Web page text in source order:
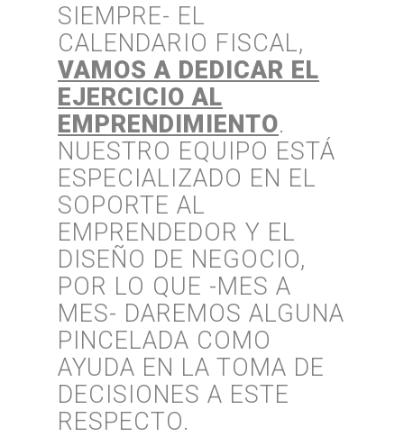
SIEMPRE- EL
CALENDARIO FISCAL,
VAMOS A DEDICAR EL
EJERCICIO AL
EMPRENDIMIENTO.
NUESTRO EQUIPO ESTÁ
ESPECIALIZADO EN EL
SOPORTE AL
EMPRENDEDOR Y EL
DISEÑO DE NEGOCIO,
POR LO QUE -MES A
MES- DAREMOS ALGUNA
PINCELADA COMO
AYUDA EN LA TOMA DE
DECISIONES A ESTE
RESPECTO.